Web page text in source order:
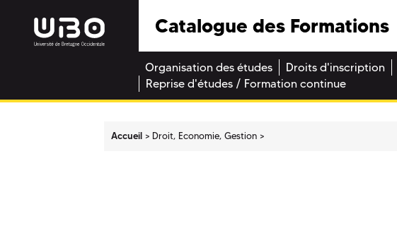
Catalogue des Formations
Organisation des études Droits d'inscription
Reprise d'études / Formation continue
Accueil Droit, Economie, Gestion